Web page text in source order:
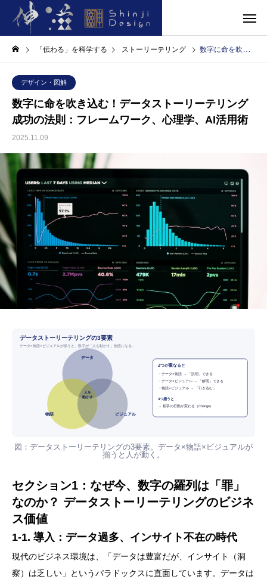
「伝わる」を科学する ストーリーテリング 数字に命を吹き込む！データストーリーテリング成功の法則：フレームワーク、心理学、AI活用術
デザイン・図解
数字に命を吹き込む！データストーリーテリング
成功の法則：フレームワーク、心理学、AI活用術
2025.11.09
データストーリーテリングの3要素
データ×物語×ビジュアルが揃うと、数字が「人を動かす」物語になる。
データ
物語 ビジュアル
人を
動かす
2つが重なると
・データ×物語 → 「説明」できる
・データ×ビジュアル → 「解明」できる
・物語×ビジュアル → 「引き込む」
3つ揃うと
→ 相手の行動が変わる（Change）
図：データストーリーテリングの3要素。データ×物語×ビジュアルが
揃うと人が動く。
セクション1：なぜ今、数字の羅列は「罪」
なのか？ データストーリーテリングのビジネ
ス価値
1-1. 導入：データ過多、インサイト不在の時代
現代のビジネス環境は、「データは豊富だが、インサイト（洞
察）は乏しい」というパラドックスに直面しています。データは